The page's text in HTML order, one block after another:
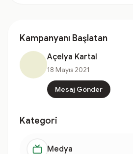
Kampanyanı Başlatan
Açelya Kartal
18 Mayıs 2021
Mesaj Gönder
Kategori
Medya